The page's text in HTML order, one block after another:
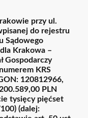
przy ul.
do rejestru
Sądowego
Krakowa –
Gospodarczy
KRS
120812966,
PLN
tysięcy pięćset
(dalej: